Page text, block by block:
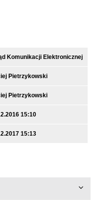
Komunikacji Elektronicznej
Pietrzykowski
Pietrzykowski
15:10
15:13